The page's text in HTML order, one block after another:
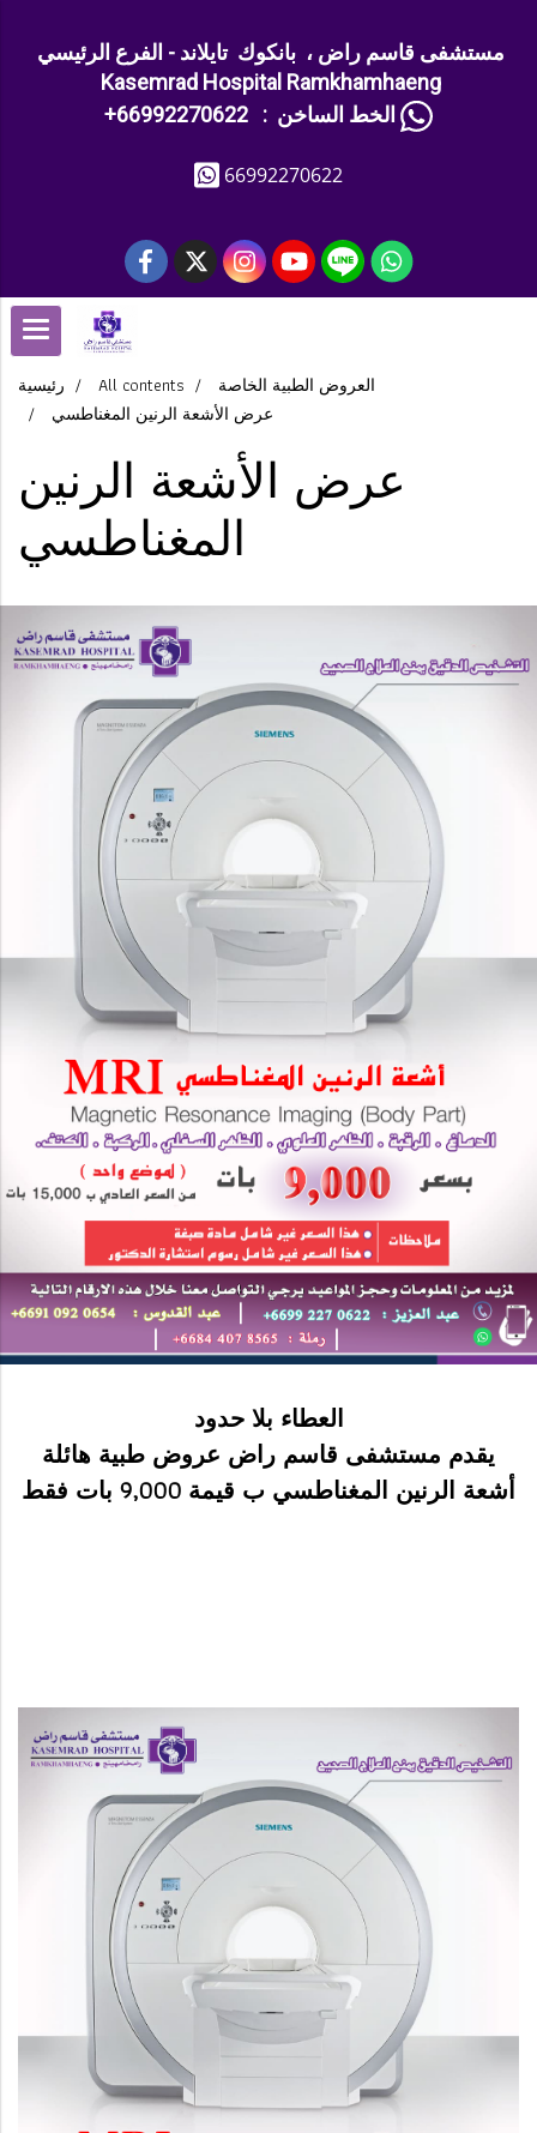
مستشفى قاسم راض ، بانكوك تايلاند - الفرع الرئيسي
Kasemrad Hospital Ramkhamhaeng
+الخط الساخن : 66992270622
66992270622
رئيسية All contents
العروض الطبية الخاصة
عرض الأشعة الرنين المغناطسي
عرض الأشعة الرنين
المغناطسي
العطاء بلا حدود
يقدم مستشفى قاسم راض عروض طبية هائلة
أشعة الرنين المغناطسي ب قيمة 9,000 بات فقط